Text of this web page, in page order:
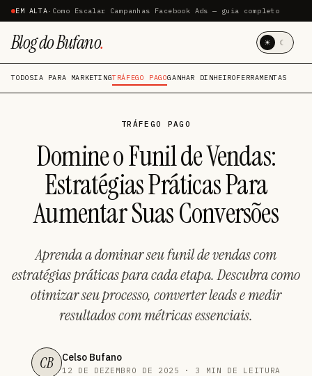
EM ALTA· Como Escalar Campanhas Facebook Ads — guia completo
Blog do Bufano. ☀ ☾
TODOSIA PARA MARKETINGTRÁFEGO PAGOGANHAR DINHEIROFERRAMENTAS
TRÁFEGO PAGO
Domine o Funil de Vendas:
Estratégias Práticas Para
Aumentar Suas Conversões
Aprenda a dominar seu funil de vendas com
estratégias práticas para cada etapa. Descubra como
otimizar seu processo, converter leads e medir
resultados com métricas essenciais.
CB Celso Bufano
12 DE DEZEMBRO DE 2025 · 3 MIN DE LEITURA